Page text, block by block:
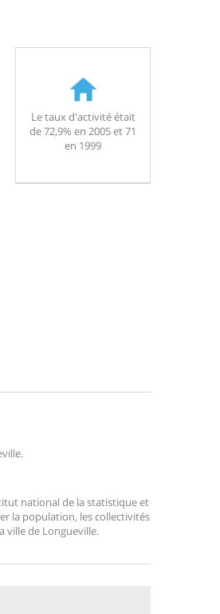
Le taux d'activité était
de 72,9% en 2005 et 71
en 1999
national de la statistique et
la population, les collectivités
ville de Longueville.